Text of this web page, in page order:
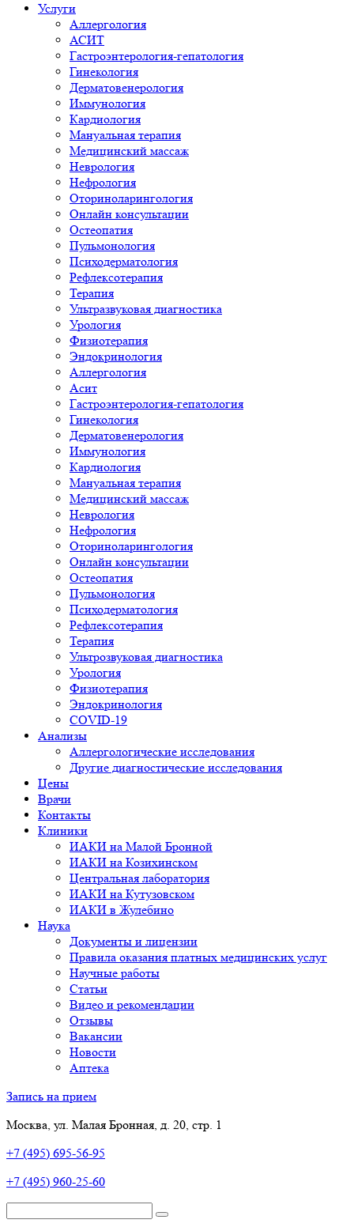
Услуги
Аллергология
АСИТ
Гастроэнтерология-гепатология
Гинекология
Дерматовенерология
Иммунология
Кардиология
Мануальная терапия
Медицинский массаж
Неврология
Нефрология
Оториноларингология
Онлайн консультации
Остеопатия
Пульмонология
Психодерматология
Рефлексотерапия
Терапия
Ультразвуковая диагностика
Урология
Физиотерапия
Эндокринология
Аллергология
Асит
Гастроэнтерология-гепатология
Гинекология
Дерматовенерология
Иммунология
Кардиология
Мануальная терапия
Медицинский массаж
Неврология
Нефрология
Оториноларингология
Онлайн консультации
Остеопатия
Пульмонология
Психодерматология
Рефлексотерапия
Терапия
Ультрозвуковая диагностика
Урология
Физиотерапия
Эндокринология
COVID-19
Анализы
Аллергологические исследования
Другие диагностические исследования
Цены
Врачи
Контакты
Клиники
ИАКИ на Малой Бронной
ИАКИ на Козихинском
Центральная лаборатория
ИАКИ на Кутузовском
ИАКИ в Жулебино
Наука
Документы и лицензии
Правила оказания платных медицинских услуг
Научные работы
Статьи
Видео и рекомендации
Отзывы
Вакансии
Новости
Аптека
Запись на прием
Москва, ул. Малая Бронная, д. 20, стр. 1
+7 (495) 695-56-95
+7 (495) 960-25-60